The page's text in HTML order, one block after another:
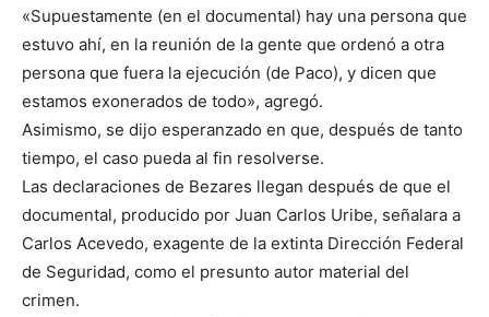
«Supuestamente (en el documental) hay una persona que
estuvo ahí, en la reunión de la gente que ordenó a otra
persona que fuera la ejecución (de Paco), y dicen que
estamos exonerados de todo», agregó.
Asimismo, se dijo esperanzado en que, después de tanto
tiempo, el caso pueda al fin resolverse.
Las declaraciones de Bezares llegan después de que el
documental, producido por Juan Carlos Uribe, señalara a
Carlos Acevedo, exagente de la extinta Dirección Federal
de Seguridad, como el presunto autor material del
crimen.